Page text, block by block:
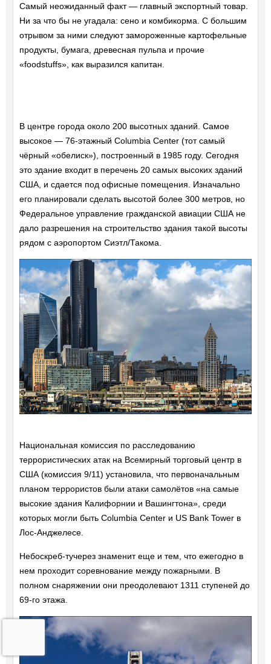
Самый неожиданный факт — главный экспортный товар.
Ни за что бы не угадала: сено и комбикорма. С большим
отрывом за ними следуют замороженные картофельные
продукты, бумага, древесная пульпа и прочие
«foodstuffs», как выразился капитан.
В центре города около 200 высотных зданий. Самое
высокое — 76-этажный Columbia Center (тот самый
чёрный «обелиск»), построенный в 1985 году. Сегодня
это здание входит в перечень 20 самых высоких зданий
США, и сдается под офисные помещения. Изначально
его планировали сделать высотой более 300 метров, но
Федеральное управление гражданской авиации США не
дало разрешения на строительство здания такой высоты
рядом с аэропортом Сиэтл/Такома.
Национальная комиссия по расследованию
террористических атак на Всемирный торговый центр в
США (комиссия 9/11) установила, что первоначальным
планом террористов были атаки самолётов «на самые
высокие здания Калифорнии и Вашингтона», среди
которых могли быть Columbia Center и US Bank Tower в
Лос-Анджелесе.
Небоскреб-тучерез знаменит еще и тем, что ежегодно в
нем проходит соревнование между пожарными. В
полном снаряжении они преодолевают 1311 ступеней до
69-го этажа.